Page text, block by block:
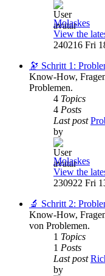
Molaskes
View the
240216 Fri
🔭 Schritt 1:
Know-How,
Problemen.
4 Topics
4 Posts
Last post
by
Molaskes
View the
230922 Fri
🔬 Schritt 2:
Know-How,
von Problemen.
1 Topics
1 Posts
Last post
by